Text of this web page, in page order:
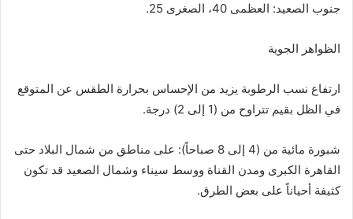
​جنوب الصعيد: العظمى 40، الصغرى 25.
الظواهر الجوية
​ارتفاع نسب الرطوبة يزيد من الإحساس بحرارة الطقس عن المتوقع
في الظل بقيم تتراوح من (1 إلى 2) درجة.
​شبورة مائية من (4 إلى 8 صباحاً): على مناطق من شمال البلاد حتى
القاهرة الكبرى ومدن القناة ووسط سيناء وشمال الصعيد قد تكون
كثيفة أحياناً على بعض الطرق.